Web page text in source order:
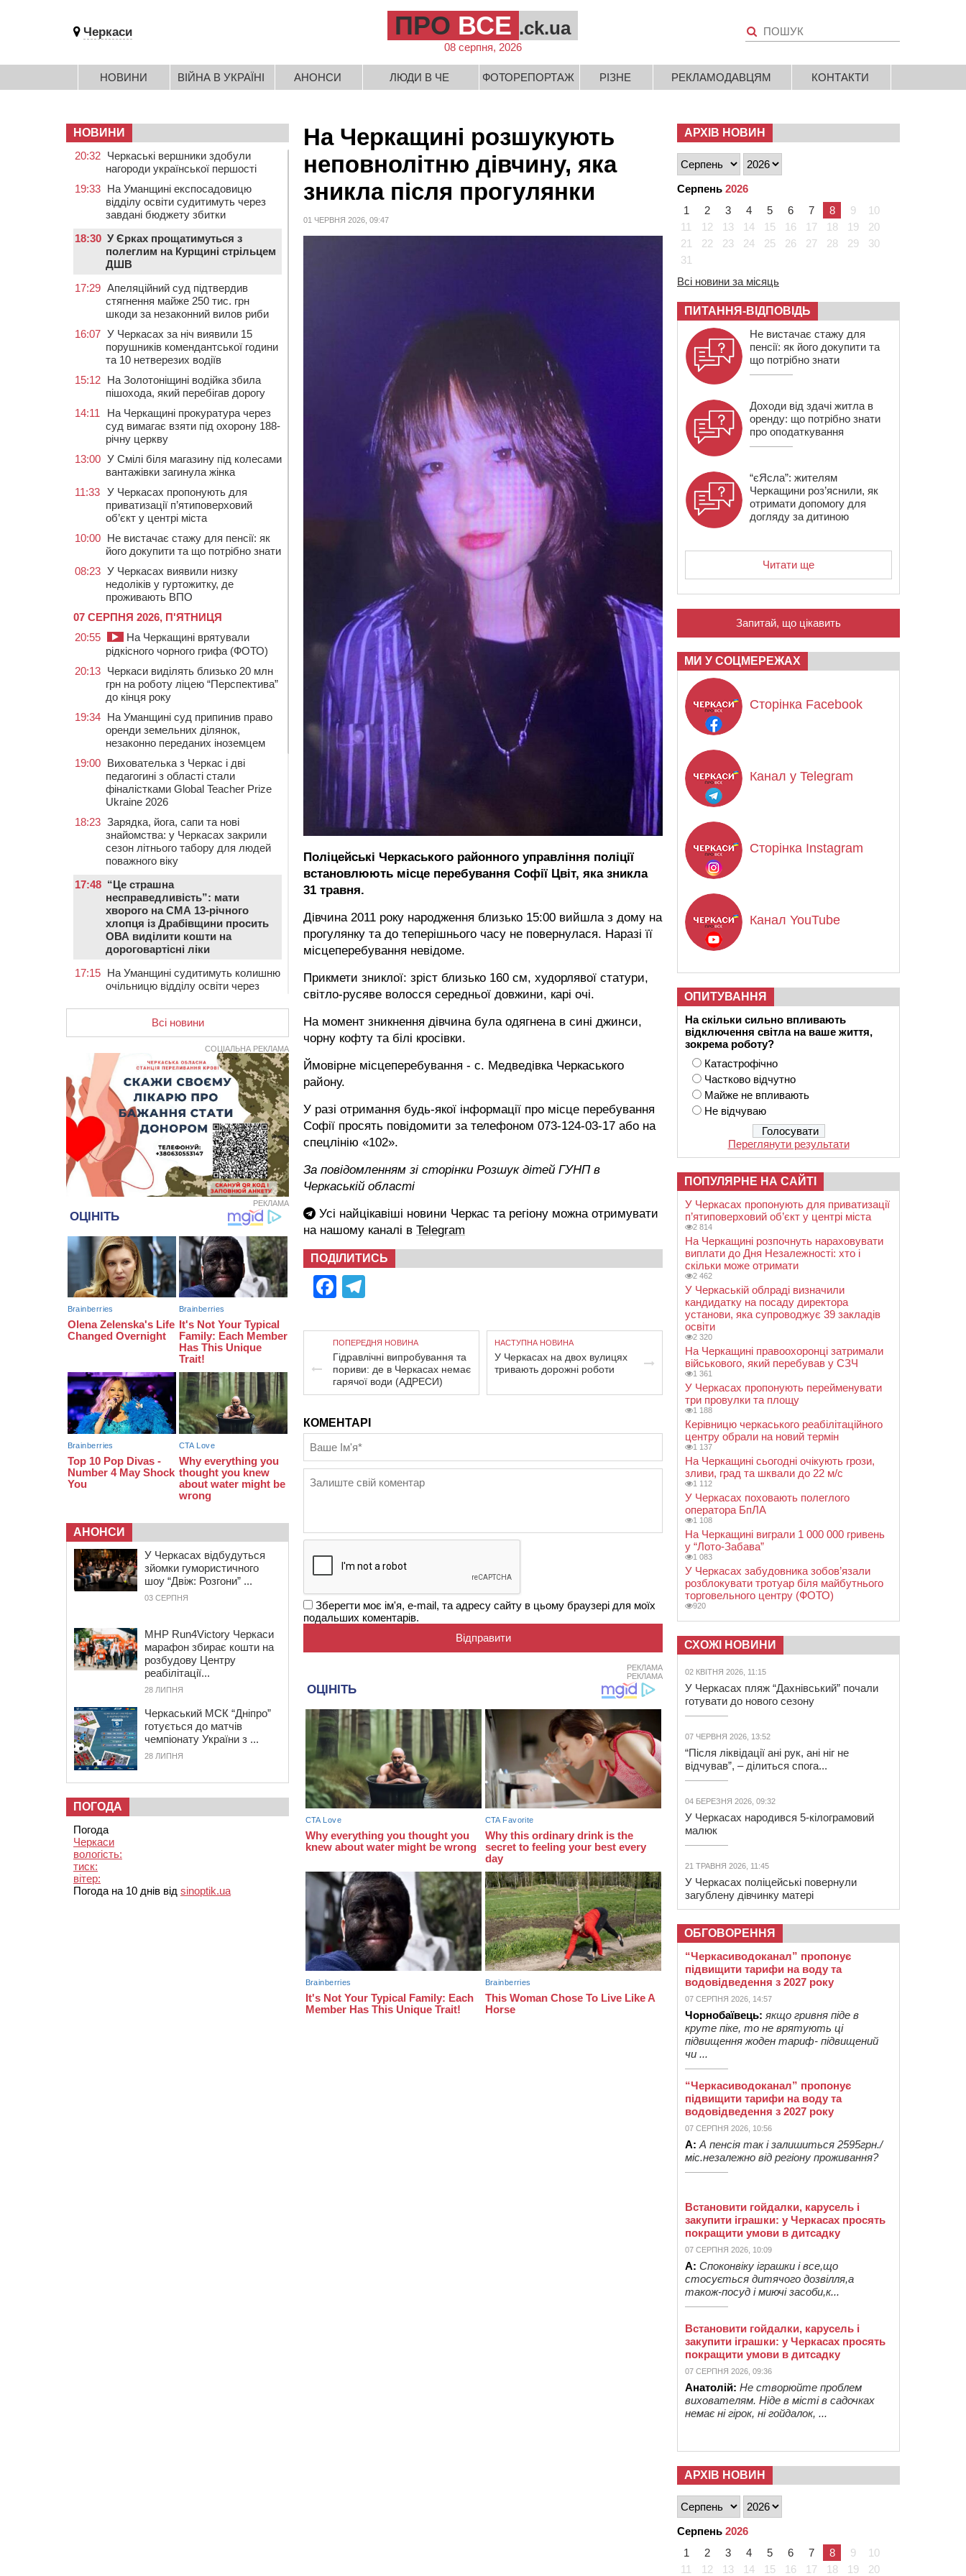
Черкаси ПРО ВСЕ .ck.ua
08 серпня, 2026
НОВИНИ ВІЙНА В УКРАЇНІ АНОНСИ ЛЮДИ В ЧЕ ФОТОРЕПОРТАЖ РІЗНЕ РЕКЛАМОДАВЦЯМ КОНТАКТИ
На Черкащині розшукують
неповнолітню дівчину, яка
зникла після прогулянки
01 ЧЕРВНЯ 2026, 09:47
Поліцейські Черкаського районного управління поліції
встановлюють місце перебування Софії Цвіт, яка зникла
31 травня.
Дівчина 2011 року народження близько 15:00 вийшла з дому на
прогулянку та до теперішнього часу не повернулася. Наразі її
місцеперебування невідоме.
Прикмети зниклої: зріст близько 160 см, худорлявої статури,
світло-русяве волосся середньої довжини, карі очі.
На момент зникнення дівчина була одягнена в сині джинси,
чорну кофту та білі кросівки.
Ймовірне місцеперебування - с. Медведівка Черкаського
району.
У разі отримання будь-якої інформації про місце перебування
Софії просять повідомити за телефоном 073-124-03-17 або на
спецлінію «102».
За повідомленням зі сторінки Розшук дітей ГУНП в
Черкаській області
Усі найцікавіші новини Черкас та регіону можна отримувати
на нашому каналі в Telegram
ПОДІЛИТИСЬ
Facebook
ПОПЕРЕДНЯ НОВИНА
Гідравлічні випробування та
пориви: де в Черкасах немає
гарячої води (АДРЕСИ)
НАСТУПНА НОВИНА
У Черкасах на двох вулицях
тривають дорожні роботи
КОМЕНТАРІ
Зберегти моє ім'я, e-mail, та адресу сайту в цьому браузері для моїх
подальших коментарів.
РЕКЛАМА
РЕКЛАМА
НОВИНИ
20:32 Черкаські вершники здобули
нагороди української першості
19:33 На Уманщині експосадовицю
відділу освіти судитимуть через
завдані бюджету збитки
18:30 У Єрках прощатимуться з
полеглим на Курщині стрільцем
ДШВ
17:29 Апеляційний суд підтвердив
стягнення майже 250 тис. грн
шкоди за незаконний вилов риби
16:07 У Черкасах за ніч виявили 15
порушників комендантської години
та 10 нетверезих водіїв
15:12 На Золотоніщині водійка збила
пішохода, який перебігав дорогу
14:11
На Черкащині прокуратура через
суд вимагає взяти під охорону 188-
річну церкву
13:00 У Смілі біля магазину під колесами
вантажівки загинула жінка
11:33 У Черкасах пропонують для
приватизації п’ятиповерховий
об’єкт у центрі міста
10:00 Не вистачає стажу для пенсії: як
його докупити та що потрібно знати
08:23 У Черкасах виявили низку
недоліків у гуртожитку, де
проживають ВПО
07 СЕРПНЯ 2026, П'ЯТНИЦЯ
20:55
На Черкащині врятували
рідкісного чорного грифа (ФОТО)
20:13 Черкаси виділять близько 20 млн
грн на роботу ліцею “Перспектива”
до кінця року
19:34 На Уманщині суд припинив право
оренди земельних ділянок,
незаконно переданих іноземцем
19:00 Вихователька з Черкас і дві
педагогині з області стали
фіналістками Global Teacher Prize
Ukraine 2026
18:23 Зарядка, йога, сапи та нові
знайомства: у Черкасах закрили
сезон літнього табору для людей
поважного віку
17:48 “Це страшна
несправедливість”: мати
хворого на СМА 13-річного
хлопця із Драбівщини просить
ОВА виділити кошти на
дороговартісні ліки
17:15 На Уманщині судитимуть колишню
очільницю відділу освіти через
ціною
16:40 У Черкасах провели в останню
путь двох загиблих воїнів
16:07
До 1 вересня у Черкасах
оновлюють дорожню розмітку біля
навчальних закладів (ФОТОФАКТ)
15:39
На честь загиблого захисника і
чемпіона світу в Черкасах відкрили
спортивно-реабілітаційний центр
15:05
На Звенигородщині, попри
заборону міськради, проведуть
“Ше.Fest”
14:31 У Каневі аномальна спека
призвела до перебоїв у роботі
електромереж та комунальних
служб
14:02 На Черкащині намолотили перший
мільйон тонн зерна нового врожаю
пожежа сміттєзвалища
Всі новини
СОЦІАЛЬНА РЕКЛАМА
РЕКЛАМА
АНОНСИ
У Черкасах відбудуться
зйомки гумористичного
шоу “Двіж: Розгони” ...
03 СЕРПНЯ
MHP Run4Victory Черкаси
марафон збирає кошти на
розбудову Центру
реабілітації...
28 ЛИПНЯ
Черкаський МСК “Дніпро”
готується до матчів
чемпіонату України з ...
28 ЛИПНЯ
ПОГОДА
Погода
Черкаси
вологість:
тиск:
вітер:
Погода на 10 днів від sinoptik.ua
АРХІВ НОВИН
Серпень 2026
1
2 3 4 5 6 7 8 9
10
11
12 13 14 15 16 17 18 19
20
21
22 23 24 25 26 27 28 29
30
31
Всі новини за місяць
ПИТАННЯ-ВІДПОВІДЬ
Не вистачає стажу для
пенсії: як його докупити та
що потрібно знати
Доходи від здачі житла в
оренду: що потрібно знати
про оподаткування
“єЯсла”: жителям
Черкащини роз’яснили, як
отримати допомогу для
догляду за дитиною
Читати ще
Запитай, що цікавить
МИ У СОЦМЕРЕЖАХ
Сторінка Facebook
Канал у Telegram
Сторінка Instagram
Канал YouTube
ОПИТУВАННЯ
На скільки сильно впливають
відключення світла на ваше життя,
зокрема роботу?
Катастрофічно
Частково відчутно
Майже не впливають
Не відчуваю
Переглянути результати
ПОПУЛЯРНЕ НА САЙТІ
У Черкасах пропонують для приватизації
п’ятиповерховий об’єкт у центрі міста
2 814
На Черкащині розпочнуть нараховувати
виплати до Дня Незалежності: хто і
скільки може отримати
2 462
У Черкаській облраді визначили
кандидатку на посаду директора
установи, яка супроводжує 39 закладів
освіти
2 320
На Черкащині правоохоронці затримали
військового, який перебував у СЗЧ
1 361
У Черкасах пропонують перейменувати
три провулки та площу
1 188
Керівницю черкаського реабілітаційного
центру обрали на новий термін
1 137
На Черкащині сьогодні очікують грози,
зливи, град та шквали до 22 м/с
1 112
У Черкасах поховають полеглого
оператора БпЛА
1 108
На Черкащині виграли 1 000 000 гривень
у “Лото-Забава”
1 083
У Черкасах забудовника зобов’язали
розблокувати тротуар біля майбутнього
торговельного центру (ФОТО)
920
СХОЖІ НОВИНИ
02 КВІТНЯ 2026, 11:15
У Черкасах пляж “Дахнівський” почали
готувати до нового сезону
07 ЧЕРВНЯ 2026, 13:52
“Після ліквідації ані рук, ані ніг не
відчував”, – ділиться спога...
04 БЕРЕЗНЯ 2026, 09:32
У Черкасах народився 5-кілограмовий
малюк
21 ТРАВНЯ 2026, 11:45
У Черкасах поліцейські повернули
загублену дівчинку матері
ОБГОВОРЕННЯ
“Черкасиводоканал” пропонує
підвищити тарифи на воду та
водовідведення з 2027 року
07 СЕРПНЯ 2026, 14:57
Чорнобаївець: якщо гривня піде в
круте піке, то не врятують ці
підвищення жоден тариф- підвищений
чи ...
“Черкасиводоканал” пропонує
підвищити тарифи на воду та
водовідведення з 2027 року
07 СЕРПНЯ 2026, 10:56
А: А пенсія так і залишиться 2595грн./
міс.незалежно від регіону проживання?
Встановити гойдалки, карусель і
закупити іграшки: у Черкасах просять
покращити умови в дитсадку
07 СЕРПНЯ 2026, 10:09
А: Споконвіку іграшки і все,що
стосується дитячого дозвілля,а
також-посуд і миючі засоби,к...
Встановити гойдалки, карусель і
закупити іграшки: у Черкасах просять
покращити умови в дитсадку
07 СЕРПНЯ 2026, 09:36
Анатолій: Не створюйте проблем
вихователям. Ніде в місті в садочках
немає ні гірок, ні гойдалок, ...
АРХІВ НОВИН
Серпень 2026
1
2 3 4 5 6 7 8 9
10
11
12 13 14 15 16 17 18 19 20